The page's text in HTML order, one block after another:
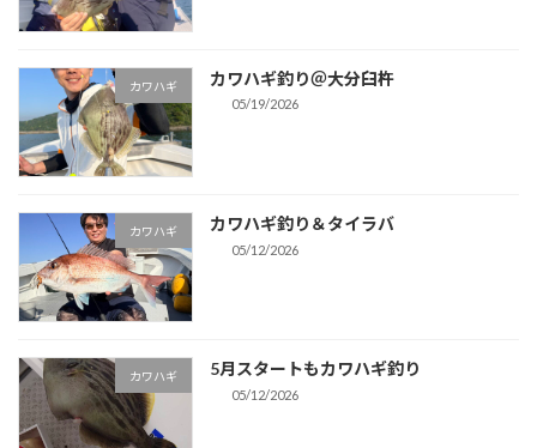
カワハギ カワハギ釣り＠大分臼杵
05/19/2026
カワハギ カワハギ釣り＆タイラバ
05/12/2026
カワハギ 5月スタートもカワハギ釣り
05/12/2026